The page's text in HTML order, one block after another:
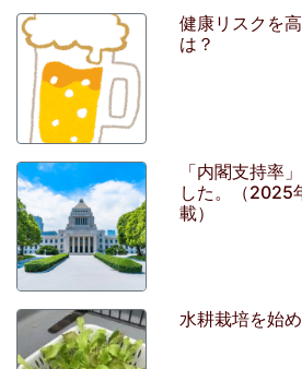
健康リスクを
は？
「内閣支持率
した。（2025
載）
水耕栽培を始